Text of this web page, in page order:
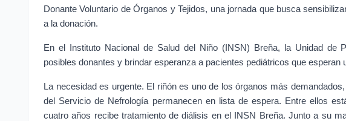
Donante Voluntario de Órganos y Tejidos, una jornada que busca
a la donación.
En el Instituto Nacional de Salud del Niño (INSN) Breña, la Unidad de
posibles donantes y brindar esperanza a pacientes pediátricos que esperan
La necesidad es urgente. El riñón es uno de los órganos más
del Servicio de Nefrología permanecen en lista de espera. Entre ellos
cuatro años recibe tratamiento de diálisis en el INSN Breña. Junto a su